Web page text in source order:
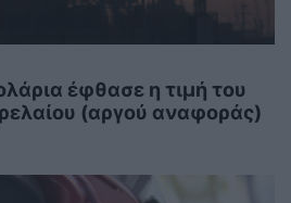
έφθασε η τιμή του
(αργού αναφοράς)